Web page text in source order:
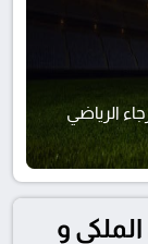
الرياضي
و